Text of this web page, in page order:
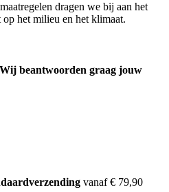
dragen we bij aan het
het milieu en het klimaat.
beantwoorden graag jouw
vanaf € 79,90